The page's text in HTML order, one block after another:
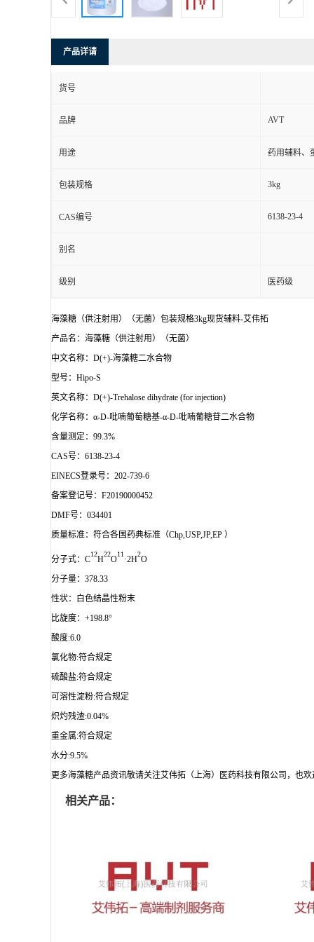
产品详请
货号
品牌 AVT
用途 药用辅料、
包装规格 3kg
CAS编号 6138-23-4
别名
级别 医药级
海藻糖（供注射用）（无菌）包装规格3kg现货辅料-艾伟拓
产品名： 海藻糖（供注射用）（无菌）
中文名称：D(+)-海藻糖二水合物
型号：Hipo-S
英文名称：D(+)-Trehalose dihydrate (for injection)
化学名称：α-D-吡喃葡萄糖基-α-D-吡喃葡糖苷二水合物
含量测定：99.3%
CAS号：6138-23-4
EINECS登录号：202-739-6
备案登记号：F20190000452
DMF号：034401
质量标准：符合各国药典标准（Chp,USP,JP,EP ）
分子式：C
12
H
22
O
11
·2H
2
O
分子量：378.33
性状：白色结晶性粉末
比旋度：+198.8°
酸度:6.0
氯化物:符合规定
硫酸盐:符合规定
可溶性淀粉:符合规定
炽灼残渣:0.04%
重金属:符合规定
水分:9.5%
更多海藻糖产品资讯敬请关注艾伟拓（上海）医药科技有限公司，也欢
相关产品：